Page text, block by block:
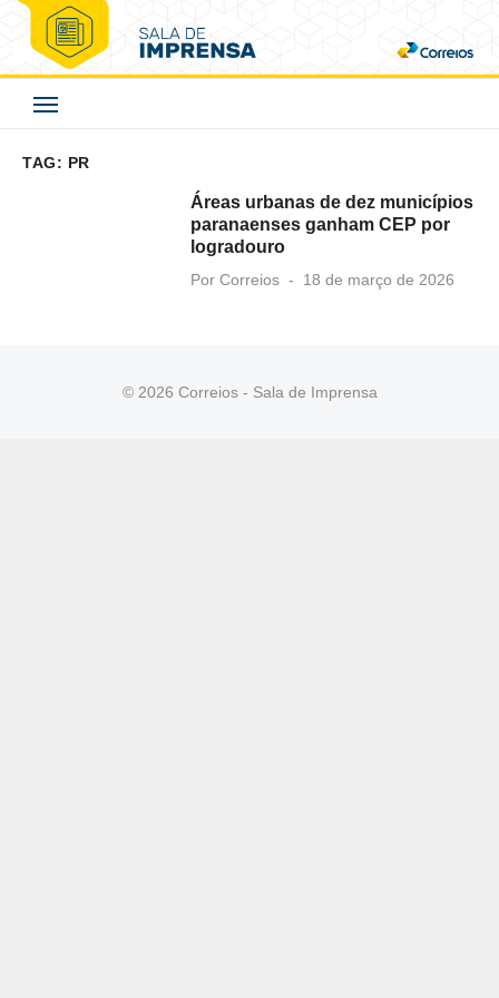
Skip
content
Correios - Sala de
TAG: PR
Áreas urbanas de dez municípios
paranaenses ganham CEP por
logradouro
Por Correios
Posted
18 de março de 2026
© 2026 Correios - Sala de Imprensa